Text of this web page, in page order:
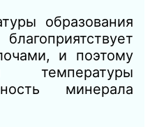
образования
и поэтому
минерала